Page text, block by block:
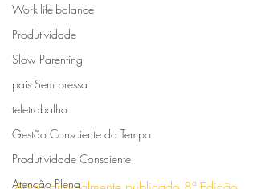
Work-life-balance
Produtividade
Slow Parenting
pais Sem pressa
teletrabalho
Gestão Consciente do Tempo
Produtividade Consciente
Atenção Plena